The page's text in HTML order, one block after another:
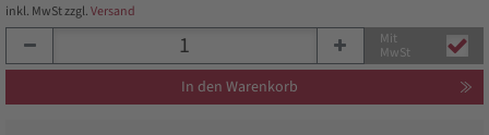
inkl. MwSt zzgl.Versand
Mit
MwSt
In den Warenkorb